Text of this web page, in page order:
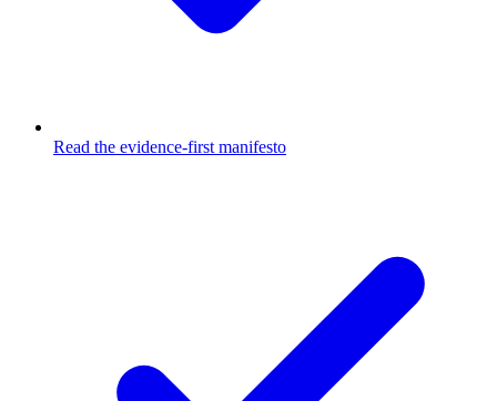
Read the evidence-first manifesto